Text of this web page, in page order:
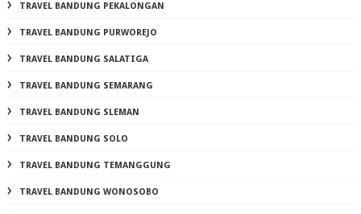
TRAVEL BANDUNG PEKALONGAN
TRAVEL BANDUNG PURWOREJO
TRAVEL BANDUNG SALATIGA
TRAVEL BANDUNG SEMARANG
TRAVEL BANDUNG SLEMAN
TRAVEL BANDUNG SOLO
TRAVEL BANDUNG TEMANGGUNG
TRAVEL BANDUNG WONOSOBO